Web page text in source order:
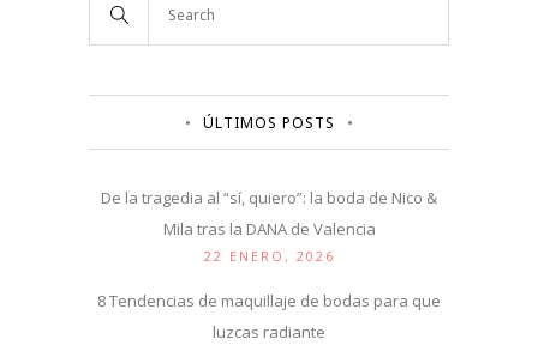
ÚLTIMOS POSTS
De la tragedia al “sí, quiero”: la boda de Nico &
Mila tras la DANA de Valencia
22 ENERO, 2026
8 Tendencias de maquillaje de bodas para que
luzcas radiante